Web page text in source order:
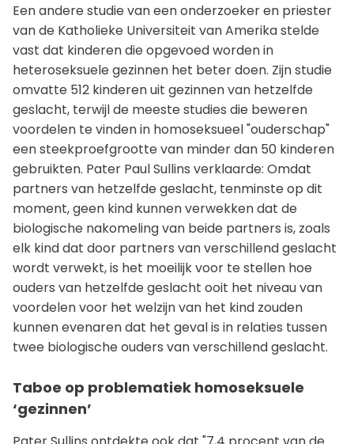
Een andere studie van een onderzoeker en priester
van de Katholieke Universiteit van Amerika stelde
vast dat kinderen die opgevoed worden in
heteroseksuele gezinnen het beter doen. Zijn studie
omvatte 512 kinderen uit gezinnen van hetzelfde
geslacht, terwijl de meeste studies die beweren
voordelen te vinden in homoseksueel "ouderschap"
een steekproefgrootte van minder dan 50 kinderen
gebruikten. Pater Paul Sullins verklaarde: Omdat
partners van hetzelfde geslacht, tenminste op dit
moment, geen kind kunnen verwekken dat de
biologische nakomeling van beide partners is, zoals
elk kind dat door partners van verschillend geslacht
wordt verwekt, is het moeilijk voor te stellen hoe
ouders van hetzelfde geslacht ooit het niveau van
voordelen voor het welzijn van het kind zouden
kunnen evenaren dat het geval is in relaties tussen
twee biologische ouders van verschillend geslacht.
Taboe op problematiek homoseksuele
‘gezinnen’